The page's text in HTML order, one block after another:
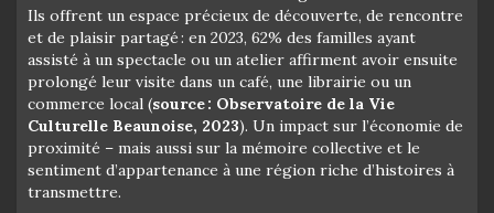
Ils offrent un espace précieux de découverte, de rencontre
et de plaisir partagé : en 2023, 62% des familles ayant
assisté à un spectacle ou un atelier affirment avoir ensuite
prolongé leur visite dans un café, une librairie ou un
commerce local (source : Observatoire de la Vie
Culturelle Beaunoise, 2023). Un impact sur l’économie de
proximité – mais aussi sur la mémoire collective et le
sentiment d’appartenance à une région riche d’histoires à
transmettre.